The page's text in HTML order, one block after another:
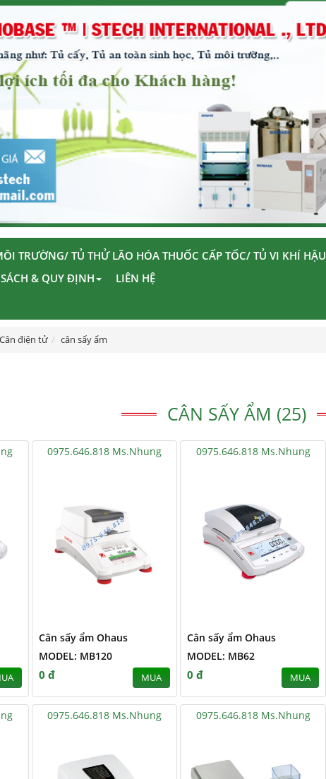
TRƯỜNG/ TỦ THỬ LÃO HÓA THUỐC CẤP TỐC/ TỦ VI KHÍ HẬU
& QUY ĐỊNH LIÊN HỆ
Cân điện tử cân sấy ẩm
CÂN SẤY ẨM (25)
0975.646.818 Ms.Nhung
Cân sấy ẩm Ohaus
MODEL: MB120
0 đ MUA
0975.646.818 Ms.Nhung
Cân sấy ẩm Ohaus
MODEL: MB62
0 đ MUA
0975.646.818 Ms.Nhung 0975.646.818 Ms.Nhung